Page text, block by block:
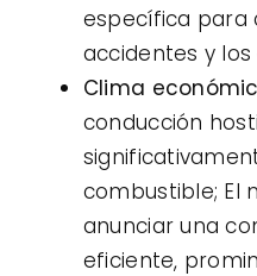
específica para
accidentes y
Clima
conducción
combustible; El
anunciar una
eficiente,